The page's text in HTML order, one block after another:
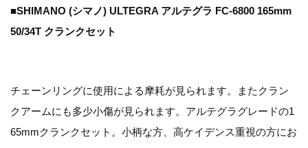
■SHIMANO (シマノ) ULTEGRA アルテグラ FC-6800 165mm
50/34T クランクセット
チェーンリングに使用による摩耗が見られます。またクラン
クアームにも多少小傷が見られます。アルテグラグレードの1
65mmクランクセット。小柄な方、高ケイデンス重視の方にお